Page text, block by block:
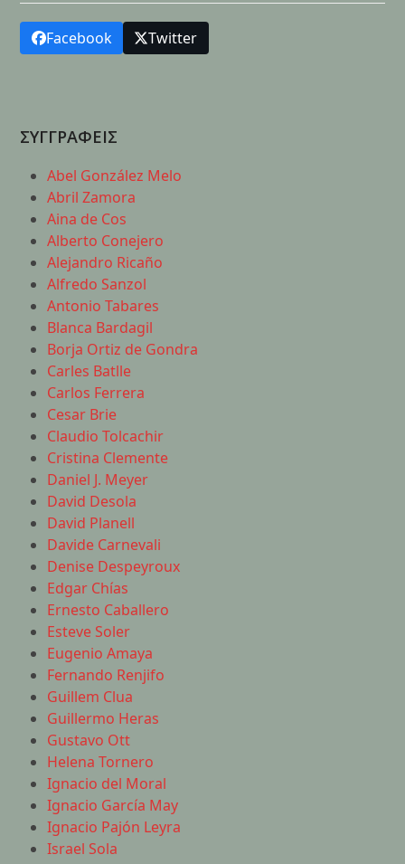
Facebook Twitter
ΣΥΓΓΡΑΦΕΙΣ
Abel González Melo
Abril Zamora
Aina de Cos
Alberto Conejero
Alejandro Ricaño
Alfredo Sanzol
Antonio Tabares
Blanca Bardagil
Borja Ortiz de Gondra
Carles Batlle
Carlos Ferrera
Cesar Brie
Claudio Tolcachir
Cristina Clemente
Daniel J. Meyer
David Desola
David Planell
Davide Carnevali
Denise Despeyroux
Edgar Chías
Ernesto Caballero
Esteve Soler
Eugenio Amaya
Fernando Renjifo
Guillem Clua
Guillermo Heras
Gustavo Ott
Helena Tornero
Ignacio del Moral
Ignacio García May
Ignacio Pajón Leyra
Israel Sola